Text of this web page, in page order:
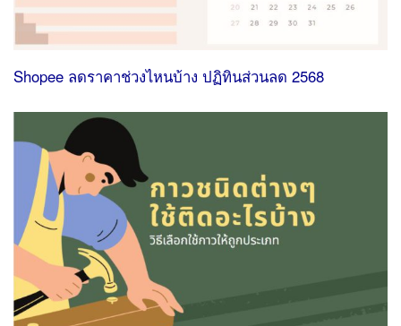
Shopee ลดราคาช่วงไหนบ้าง ปฏิทินส่วนลด 2568